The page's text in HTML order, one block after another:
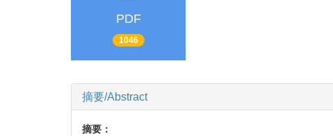
PDF
1046
摘要/Abstract
摘要：